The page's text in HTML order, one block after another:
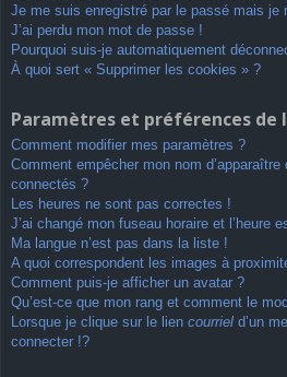
Je me suis enregistré par le passé mais je
J’ai perdu mon mot de passe !
Pourquoi suis-je automatiquement
À quoi sert « Supprimer les cookies » ?
Paramètres et préférences de
Comment modifier mes paramètres ?
Comment empêcher mon nom
connectés ?
Les heures ne sont pas correctes !
J’ai changé mon fuseau horaire et l’heure
Ma langue n’est pas dans la liste !
A quoi correspondent les images à
Comment puis-je afficher un avatar ?
Qu’est-ce que mon rang et comment le
Lorsque je clique sur le lien courriel d’un
connecter !?